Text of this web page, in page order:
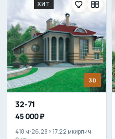
3D
ХИТ
32-71
45 000 ₽
418 м²26.28 × 17.22 мкирпич